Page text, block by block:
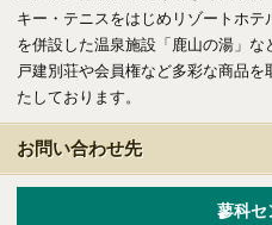
キー・テニスをはじめリゾートホ
を併設した温泉施設「鹿山の湯」な
戸建別荘や会員権など多彩な商品
たしております。
お問い合わせ先
蓼科セ
買取でのご売却とは
知りたい